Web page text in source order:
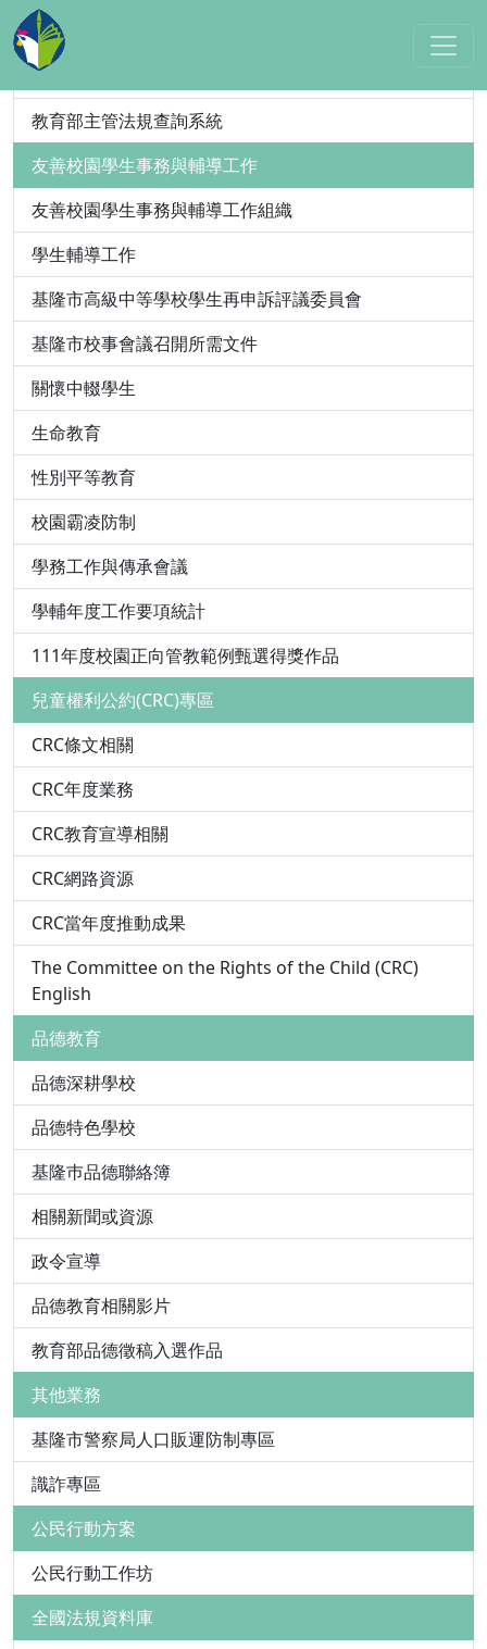
教育法規/教育部
教育主管法規
教育部主管法規查詢系統
友善校園學生事務與輔導工作
友善校園學生事務與輔導工作組織
學生輔導工作
基隆市高級中等學校學生再申訴評議委員會
基隆市校事會議召開所需文件
關懷中輟學生
生命教育
性別平等教育
校園霸凌防制
學務工作與傳承會議
學輔年度工作要項統計
111年度校園正向管教範例甄選得獎作品
兒童權利公約(CRC)專區
CRC條文相關
CRC年度業務
CRC教育宣導相關
CRC網路資源
CRC當年度推動成果
The Committee on the Rights of the Child (CRC)
English
品德教育
品德深耕學校
品德特色學校
基隆巿品德聯絡簿
相關新聞或資源
政令宣導
品德教育相關影片
教育部品德徵稿入選作品
其他業務
基隆市警察局人口販運防制專區
識詐專區
公民行動方案
公民行動工作坊
全國法規資料庫